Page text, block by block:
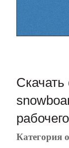
Скачать
Категория